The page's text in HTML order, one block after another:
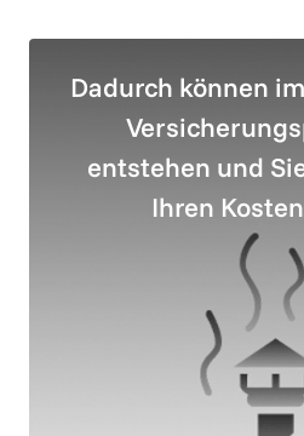
Dadurch können
entstehen und
Ihren